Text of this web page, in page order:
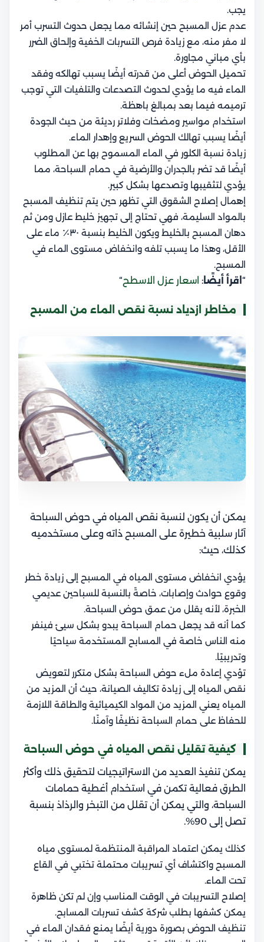
يجب.
عدم عزل المسبح حين إنشائه مما يجعل حدوث التسرب أمر
لا مفر منه، مع زيادة فرص التسربات الخفية وإلحاق الضرر
بأي مباني مجاورة.
تحميل الحوض أعلى من قدرته أيضًا يسبب تهالكه وفقد
الماء فيه ما يؤدي لحدوث التصدعات والتلفيات التي توجب
ترميمه فيما بعد بمبالغ باهظة.
استخدام مواسير ومضخات وفلاتر رديئة من حيث الجودة
أيضًا يسبب تهالك الحوض السريع وإهدار الماء.
زيادة نسبة الكلور في الماء المسموح بها عن المطلوب
أيضًا قد تضر بالجدران والأرضية في حمام السباحة، مما
يؤدي لتثقيبها وتصدعها بشكل كبير.
إهمال إصلاح الشقوق التي تظهر حين يتم تنظيف المسبح
بالمواد السليمة، فهي تحتاج إلى تجهيز خليط عازل ومن ثم
دهان المسبح بالخليط ويكون الخليط بنسبة ٣٠٪ ماء على
الأقل، وهذا ما يسبب تلفه وانخفاض مستوى الماء في
المسبح.
“ اقرأ أيضًا: اسعار عزل الاسطح“
مخاطر ازدياد نسبة نقص الماء من المسبح
يمكن أن يكون لنسبة نقص المياه في حوض السباحة
آثار سلبية خطيرة على المسبح ذاته وعلى مستخدميه
كذلك، حيث:
يؤدي انخفاض مستوى المياه في المسبح إلى زيادة خطر
وقوع حوادث وإصابات، خاصةً بالنسبة للسباحين عديمي
الخبرة، لأنه يقلل من عمق حوض السباحة.
كما أنه قد يجعل حمام السباحة يبدو بشكل سيئ فينفر
منه الناس خاصة في المسابح المستخدمة سياحيًا
وتدريبيًا.
تؤدي إعادة ملء حوض السباحة بشكل متكرر لتعويض
نقص المياه إلى زيادة تكاليف الصيانة، حيث أن المزيد من
المياه يعني المزيد من المواد الكيميائية والطاقة اللازمة
للحفاظ على حمام السباحة نظيفًا وآمنًا.
كيفية تقليل نقص المياه في حوض السباحة
يمكن تنفيذ العديد من الاستراتيجيات لتحقيق ذلك وأكثر
الطرق فعالية تكمن في استخدام أغطية حمامات
السباحة، والتي يمكن أن تقلل من التبخر والرذاذ بنسبة
تصل إلى 90%.
كذلك يمكن اعتماد المراقبة المنتظمة لمستوى مياه
المسبح واكتشاف أي تسريبات محتملة تختبي في القاع
تحت الماء.
إصلاح التسريبات في الوقت المناسب وإن لم تكن ظاهرة
يمكن كشفها بطلب شركة كشف تسربات المسابح.
تنظيف الحوض بصورة دورية أيضًا يمنع فقدان الماء في